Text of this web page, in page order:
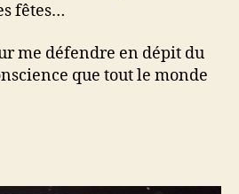
fêtes…
me défendre en dépit du
que tout le monde